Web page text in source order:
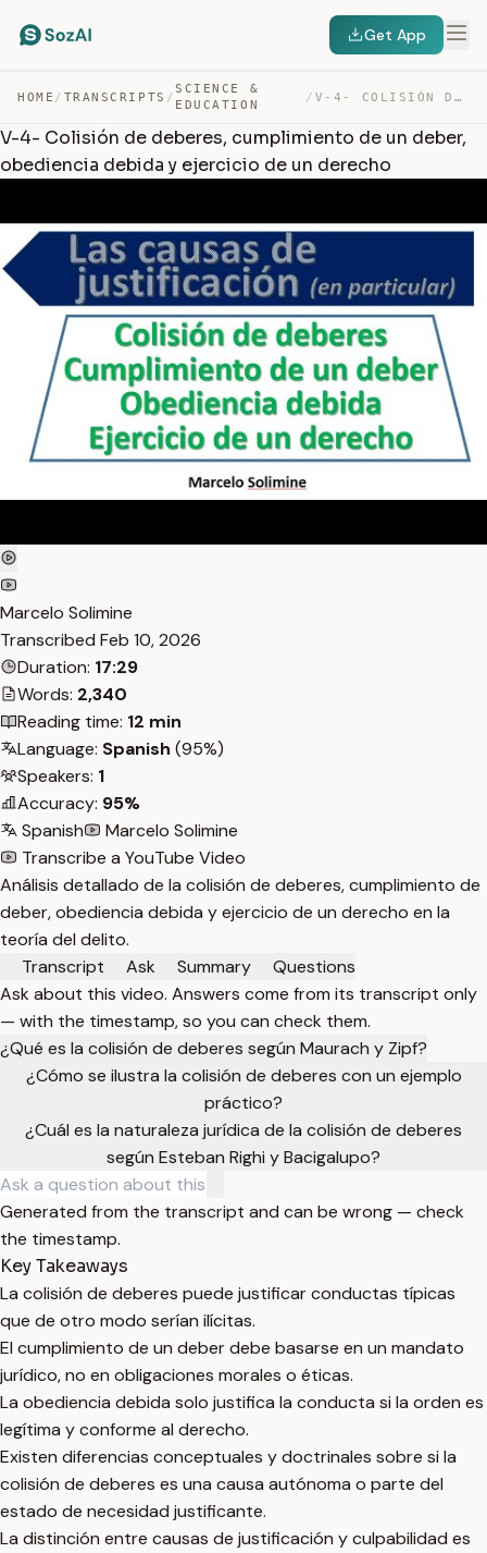
Get App
HOME / TRANSCRIPTS /
SCIENCE &
EDUCATION
/ V-4- COLISIÓN DE DEBERES, CUMPLIMIENTO DE UN DEBER, OBE… — TRANSCRIPT
V-4- Colisión de deberes, cumplimiento de un deber,
obediencia debida y ejercicio de un derecho
Marcelo Solimine
Transcribed Feb 10, 2026
Duration: 17:29
Words: 2,340
Reading time: 12 min
Language: Spanish (95%)
Speakers: 1
Accuracy: 95%
Spanish
Marcelo Solimine
Transcribe a YouTube Video
Análisis detallado de la colisión de deberes, cumplimiento de
deber, obediencia debida y ejercicio de un derecho en la
teoría del delito.
Transcript
Ask Summary
Questions
Ask about this video. Answers come from its transcript only
— with the timestamp, so you can check them.
¿Qué es la colisión de deberes según Maurach y Zipf?
¿Cómo se ilustra la colisión de deberes con un ejemplo
práctico?
¿Cuál es la naturaleza jurídica de la colisión de deberes
según Esteban Righi y Bacigalupo?
Generated from the transcript and can be wrong — check
the timestamp.
Key Takeaways
La colisión de deberes puede justificar conductas típicas
que de otro modo serían ilícitas.
El cumplimiento de un deber debe basarse en un mandato
jurídico, no en obligaciones morales o éticas.
La obediencia debida solo justifica la conducta si la orden es
legítima y conforme al derecho.
Existen diferencias conceptuales y doctrinales sobre si la
colisión de deberes es una causa autónoma o parte del
estado de necesidad justificante.
La distinción entre causas de justificación y culpabilidad es